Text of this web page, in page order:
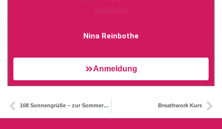
Nina Reinbothe
Anmeldung
108 Sonnengrüße – zur Sommersonnenwende Breathwork Kurs